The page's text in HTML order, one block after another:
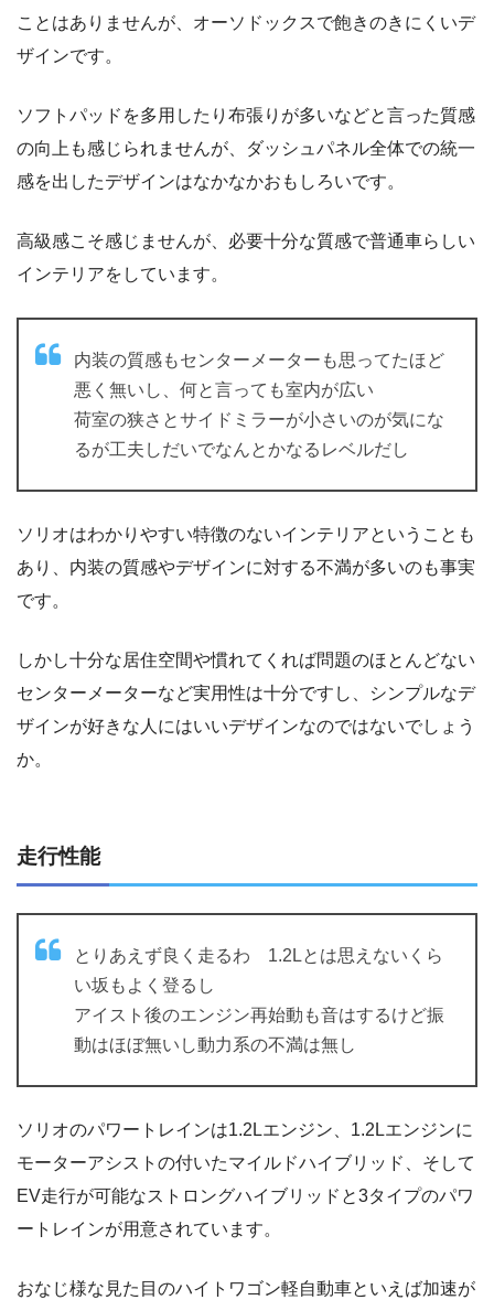
ことはありませんが、オーソドックスで飽きのきにくいデ
ザインです。
ソフトパッドを多用したり布張りが多いなどと言った質感
の向上も感じられませんが、ダッシュパネル全体での統一
感を出したデザインはなかなかおもしろいです。
高級感こそ感じませんが、必要十分な質感で普通車らしい
インテリアをしています。
内装の質感もセンターメーターも思ってたほど
悪く無いし、何と言っても室内が広い
荷室の狭さとサイドミラーが小さいのが気にな
るが工夫しだいでなんとかなるレベルだし
ソリオはわかりやすい特徴のないインテリアということも
あり、内装の質感やデザインに対する不満が多いのも事実
です。
しかし十分な居住空間や慣れてくれば問題のほとんどない
センターメーターなど実用性は十分ですし、シンプルなデ
ザインが好きな人にはいいデザインなのではないでしょう
か。
走行性能
とりあえず良く走るわ 1.2Lとは思えないくら
い坂もよく登るし
アイスト後のエンジン再始動も音はするけど振
動はほぼ無いし動力系の不満は無し
ソリオのパワートレインは1.2Lエンジン、1.2Lエンジンに
モーターアシストの付いたマイルドハイブリッド、そして
EV走行が可能なストロングハイブリッドと3タイプのパワ
ートレインが用意されています。
おなじ様な見た目のハイトワゴン軽自動車といえば加速が